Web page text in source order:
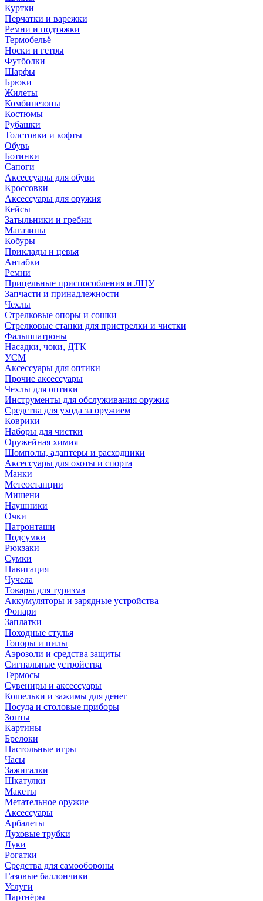
Куртки
Перчатки и варежки
Ремни и подтяжки
Термобельё
Носки и гетры
Футболки
Шарфы
Брюки
Жилеты
Комбинезоны
Костюмы
Рубашки
Толстовки и кофты
Обувь
Ботинки
Сапоги
Аксессуары для обуви
Кроссовки
Аксессуары для оружия
Кейсы
Затыльники и гребни
Магазины
Кобуры
Приклады и цевья
Антабки
Ремни
Прицельные приспособления и ЛЦУ
Запчасти и принадлежности
Чехлы
Стрелковые опоры и сошки
Стрелковые станки для пристрелки и чистки
Фальшпатроны
Насадки, чоки, ДТК
УСМ
Аксессуары для оптики
Прочие аксессуары
Чехлы для оптики
Инструменты для обслуживания оружия
Средства для ухода за оружием
Коврики
Наборы для чистки
Оружейная химия
Шомполы, адаптеры и расходники
Аксессуары для охоты и спорта
Манки
Метеостанции
Мишени
Наушники
Очки
Патронташи
Подсумки
Рюкзаки
Сумки
Навигация
Чучела
Товары для туризма
Аккумуляторы и зарядные устройства
Фонари
Заплатки
Походные стулья
Топоры и пилы
Аэрозоли и средства защиты
Сигнальные устройства
Термосы
Сувениры и аксессуары
Кошельки и зажимы для денег
Посуда и столовые приборы
Зонты
Картины
Брелоки
Настольные игры
Часы
Зажигалки
Шкатулки
Макеты
Метательное оружие
Аксессуары
Арбалеты
Духовые трубки
Луки
Рогатки
Средства для самообороны
Газовые баллончики
Услуги
Партнёры